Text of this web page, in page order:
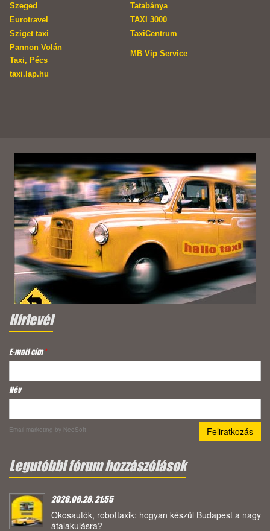
Szeged
Tatabánya
Eurotravel
TAXI 3000
Sziget taxi
TaxiCentrum
Pannon Volán
Taxi, Pécs
MB Vip Service
taxi.lap.hu
Hírlevél
E-mail cím*
Név
Email marketing by NeoSoft
Legutóbbi fórum hozzászólások
2026.06.26. 21:55
Okosautók, robottaxik: hogyan készül Budapest a nagy
átalakulásra?